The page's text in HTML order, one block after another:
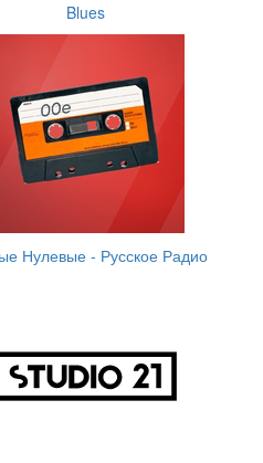
Blues
Нулевые - Русское Радио